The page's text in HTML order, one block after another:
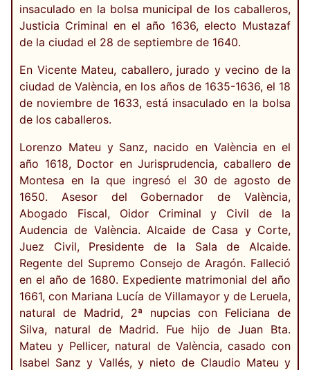
insaculado en la bolsa municipal de los caballeros,
Justicia Criminal en el año 1636, electo Mustazaf
de la ciudad el 28 de septiembre de 1640.
En Vicente Mateu, caballero, jurado y vecino de la
ciudad de València, en los años de 1635-1636, el 18
de noviembre de 1633, está insaculado en la bolsa
de los caballeros.
Lorenzo Mateu y Sanz, nacido en València en el
año 1618, Doctor en Jurisprudencia, caballero de
Montesa en la que ingresó el 30 de agosto de
1650. Asesor del Gobernador de València,
Abogado Fiscal, Oidor Criminal y Civil de la
Audencia de València. Alcaide de Casa y Corte,
Juez Civil, Presidente de la Sala de Alcaide.
Regente del Supremo Consejo de Aragón. Falleció
en el año de 1680. Expediente matrimonial del año
1661, con Mariana Lucía de Villamayor y de Leruela,
natural de Madrid, 2ª nupcias con Feliciana de
Silva, natural de Madrid. Fue hijo de Juan Bta.
Mateu y Pellicer, natural de València, casado con
Isabel Sanz y Vallés, y nieto de Claudio Mateu y